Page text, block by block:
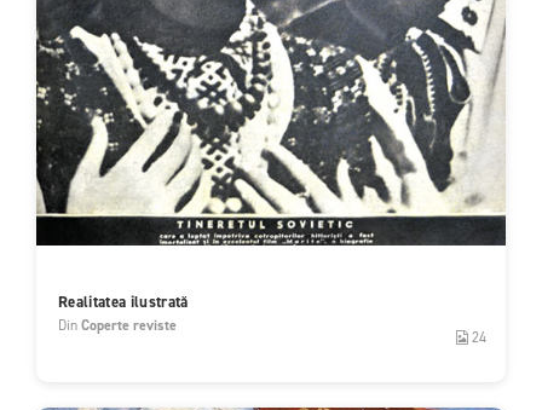
Realitatea ilustrată
DinCoperte reviste
24